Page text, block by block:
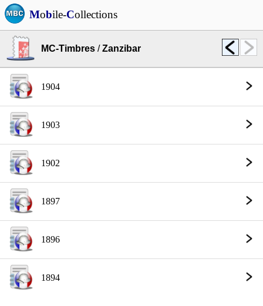
Mobile-Collections
MC-Timbres /Zanzibar
1904
1903
1902
1897
1896
1894